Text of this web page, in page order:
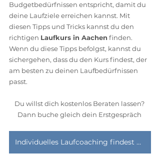
Budgetbedürfnissen entspricht, damit du
deine Laufziele erreichen kannst. Mit
diesen Tipps und Tricks kannst du den
richtigen Laufkurs in Aachen finden.
Wenn du diese Tipps befolgst, kannst du
sichergehen, dass du den Kurs findest, der
am besten zu deinen Laufbedürfnissen
passt.
Du willst dich kostenlos Beraten lassen?
Dann buche gleich dein Erstgespräch
Individuelles Laufcoaching findest du hier.